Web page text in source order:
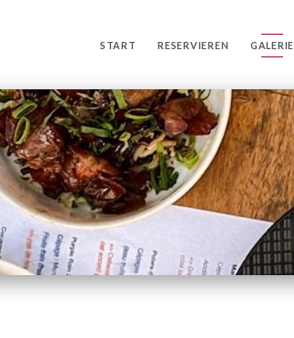
START RESERVIEREN GALERIE